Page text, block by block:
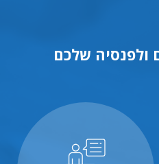
ולפנסיה שלכם